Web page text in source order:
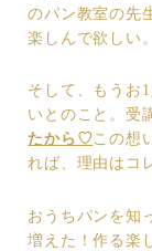
のパン教室の先
楽しんで欲しい
そして、もうお
いとのこと。受
たから♡この想
れば、理由はコ
おうちパンを知
増えた！作る楽